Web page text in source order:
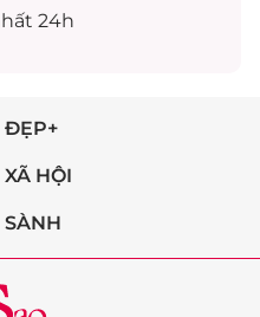
24h
ĐẸP+
XÃ HỘI
SÀNH